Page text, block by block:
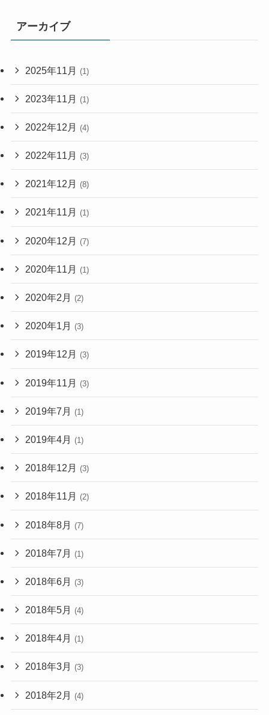
アーカイブ
2025年11月 (1)
2023年11月 (1)
2022年12月 (4)
2022年11月 (3)
2021年12月 (8)
2021年11月 (1)
2020年12月 (7)
2020年11月 (1)
2020年2月 (2)
2020年1月 (3)
2019年12月 (3)
2019年11月 (3)
2019年7月 (1)
2019年4月 (1)
2018年12月 (3)
2018年11月 (2)
2018年8月 (7)
2018年7月 (1)
2018年6月 (3)
2018年5月 (4)
2018年4月 (1)
2018年3月 (3)
2018年2月 (4)